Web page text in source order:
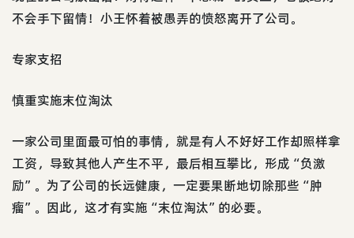
不会手下留情！小王怀着被愚弄的愤怒离开了公司。
专家支招
慎重实施末位淘汰
一家公司里面最可怕的事情，就是有人不好好工作却照样拿
工资，导致其他人产生不平，最后相互攀比，形成“负激
励”。为了公司的长远健康，一定要果断地切除那些“肿
瘤”。因此，这才有实施“末位淘汰”的必要。